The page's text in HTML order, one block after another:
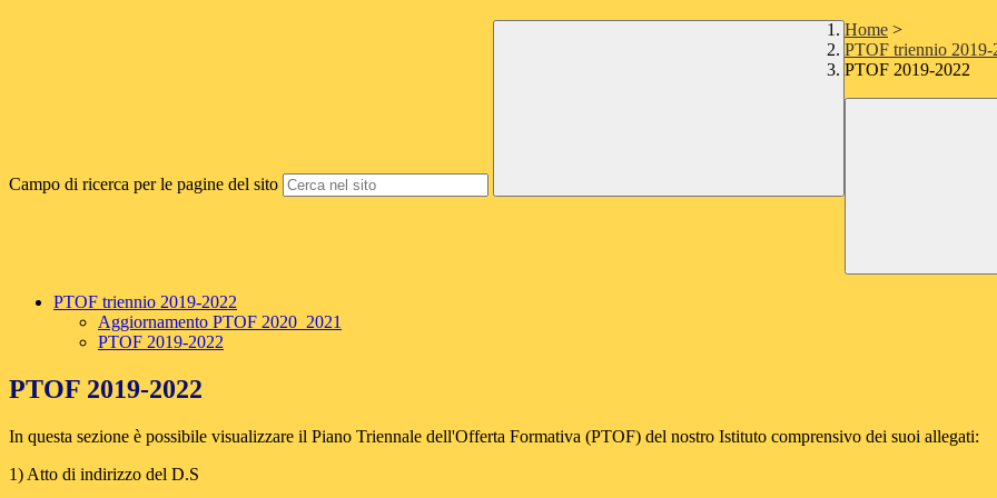
Campo di ricerca per le pagine del sito
Home >
PTOF triennio 2019-
PTOF 2019-2022
PTOF triennio 2019-2022
Aggiornamento PTOF 2020_2021
PTOF 2019-2022
PTOF 2019-2022
In questa sezione è possibile visualizzare il Piano Triennale dell'Offerta Formativa (PTOF) del nostro Istituto comprensivo dei suoi allegati:
1) Atto di indirizzo del D.S